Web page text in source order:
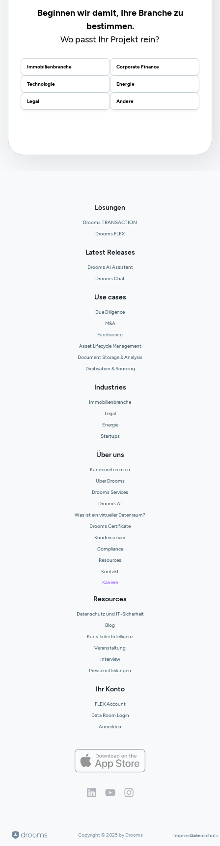
Beginnen wir damit, Ihre Branche zu
bestimmen.
Wo passt Ihr Projekt rein?
Immobilienbranche Corporate Finance
Technologie Energie
Legal Andere
Lösungen
Drooms TRANSACTION
Drooms FLEX
Latest Releases
Drooms AI Assistant
Drooms Chat
Use cases
Due Diligence
M&A
Fundraising
Asset Lifecycle Management
Document Storage & Analysis
Digitisation & Sourcing
Industries
Immobilienbranche
Legal
Energie
Startups
Über uns
Kundenreferenzen
Über Drooms
Drooms Services
Drooms AI
Was ist ein virtueller Datenraum?
Drooms Certificate
Kundenservice
Compliance
Resources
Kontakt
Karriere
Resources
Datenschutz und IT-Sicherheit
Blog
Künstliche Intelligenz
Veranstaltung
Interview
Pressemitteilungen
Ihr Konto
FLEX Account
Data Room Login
Anmelden
Copyright © 2025 by Drooms ImpressumDatenschutz